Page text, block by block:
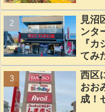
見沼
ンタ
『
てみ
西区
おお
成！